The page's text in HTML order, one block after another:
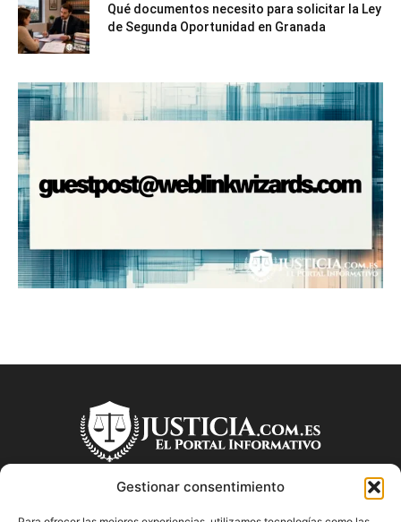
Gestionar consentimiento
Qué documentos necesito para solicitar la Ley
de Segunda Oportunidad en Granada